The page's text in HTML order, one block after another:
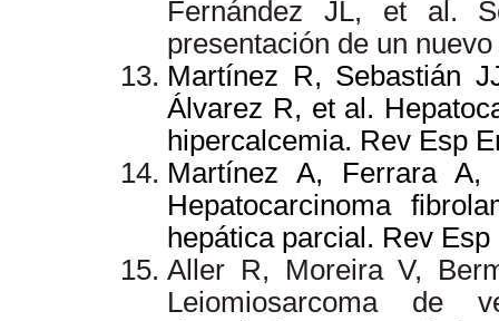
Fernández JL, et al.
presentación de un
Martínez R, Sebastián
Álvarez R, et al.
hipercalcemia. Rev Esp
Martínez A, Ferrara
Hepatocarcinoma
hepática parcial. Rev
Aller R, Moreira V,
Leiomiosarcoma de